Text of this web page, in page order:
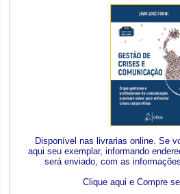
Disponível nas livrarias online. Se
aqui seu exemplar, informando
será enviado, com as
Clique aqui e Compre